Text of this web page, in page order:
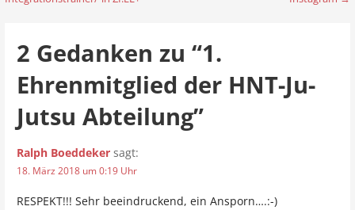
a
2 Gedanken zu “1.
Ehrenmitglied der HNT-Ju-
Jutsu Abteilung”
Ralph Boeddeker sagt:
18. März 2018 um 0:19 Uhr
RESPEKT!!! Sehr beeindruckend, ein Ansporn….:-)